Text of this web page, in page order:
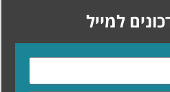
למייל